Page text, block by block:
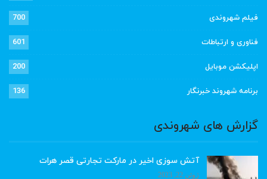
فیلم شهروندی 700
فناوری و ارتباطات 601
اپلیکشن موبایل 200
برنامه شهروند خبرنگار 136
گزارش های شهروندی
آتش سوزی اخیر در مارکت تجارتی قصر هرات
ژوئن 22, 2023